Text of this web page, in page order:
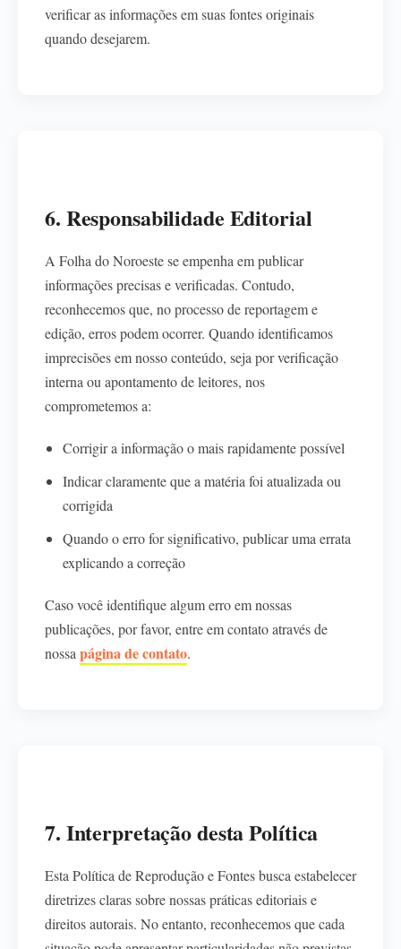
verificar as informações em suas fontes originais
quando desejarem.
6. Responsabilidade Editorial
A Folha do Noroeste se empenha em publicar
informações precisas e verificadas. Contudo,
reconhecemos que, no processo de reportagem e
edição, erros podem ocorrer. Quando identificamos
imprecisões em nosso conteúdo, seja por verificação
interna ou apontamento de leitores, nos
comprometemos a:
Corrigir a informação o mais rapidamente possível
Indicar claramente que a matéria foi atualizada ou
corrigida
Quando o erro for significativo, publicar uma errata
explicando a correção
Caso você identifique algum erro em nossas
publicações, por favor, entre em contato através de
nossa página de contato.
7. Interpretação desta Política
Esta Política de Reprodução e Fontes busca estabelecer
diretrizes claras sobre nossas práticas editoriais e
direitos autorais. No entanto, reconhecemos que cada